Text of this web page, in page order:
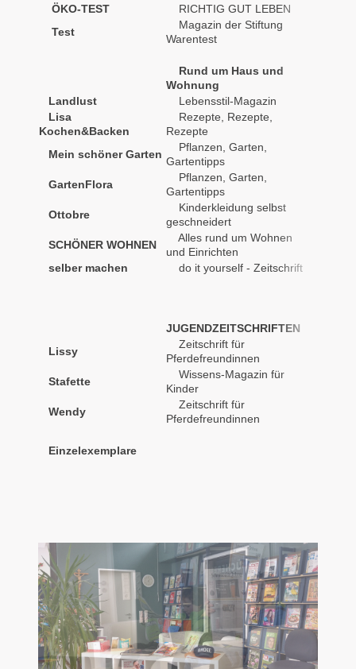
ÖKO-TEST
RICHTIG GUT LEBEN
Test
Magazin der Stiftung
Warentest
Rund um Haus und
Wohnung
Landlust
Lebensstil-Magazin
Lisa
Ko chen&Backen
Rezepte, Rezepte,
Rezepte
Mein schöner Garten
Pflanzen, Garten,
Gartentipps
GartenFlora
Pflanzen, Garten,
Gartentipps
Ottobre
Kinderkleidung selbst
geschneidert
SCHÖNER WOHNEN
Alles rund um Wohnen
und Einrichten
selber machen
do it yourself - Zeitschrift
JUGENDZEITSCHRIFTEN
Lissy
Zeitschrift für
Pferdefreundinnen
Stafette
Wissens-Magazin für
Kinder
Wendy
Zeitschrift für
Pferdefreundinnen
Einzelexemplare